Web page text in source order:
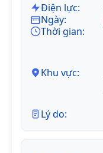
Điện lực:
Ngày:
Thời gian:
Khu vực:
Lý do: